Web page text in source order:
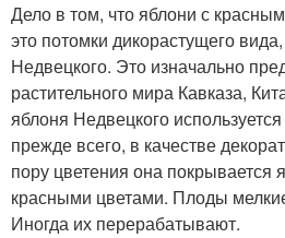
Дело в том, что яблони с
это потомки дикорастущего
Недвецкого. Это изначально
растительного мира Кавказа,
яблоня Недвецкого
прежде всего, в качестве
пору цветения она покрывается
красными цветами. Плоды
Иногда их перерабатывают.